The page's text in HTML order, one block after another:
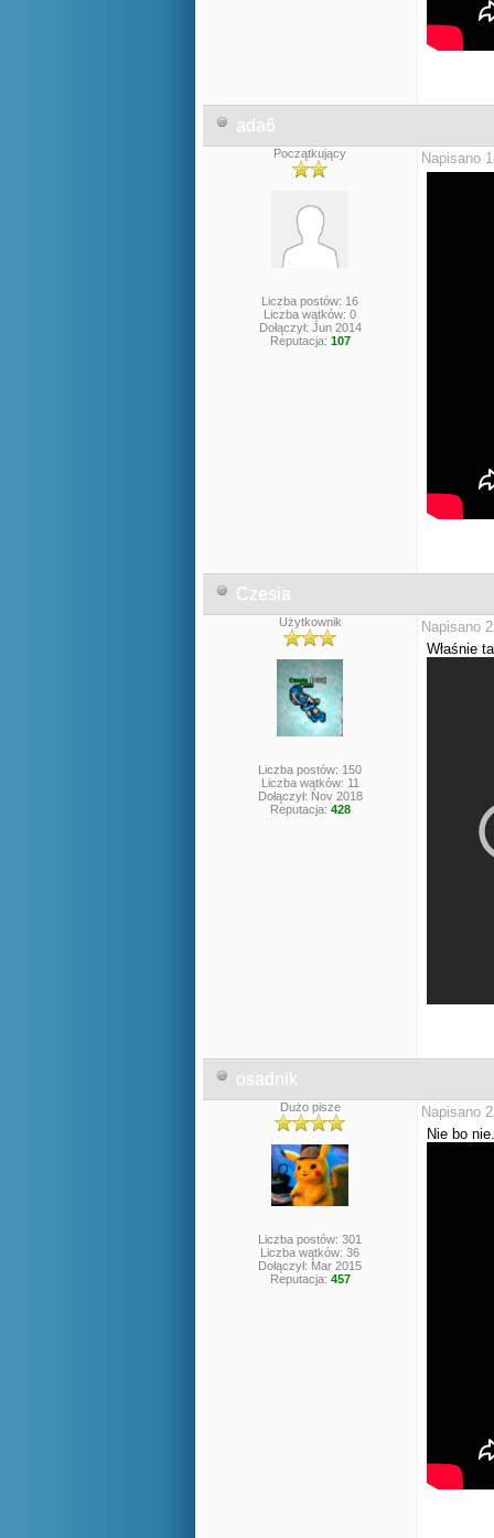
ada6
Początkujący
Liczba postów: 16
Liczba wątków: 0
Dołączył: Jun 2014
Reputacja: 107
Napisano
Czesia
Użytkownik
Liczba postów: 150
Liczba wątków: 11
Dołączył: Nov 2018
Reputacja: 428
Napisano
Właśnie
osadnik
Dużo pisze
Liczba postów: 301
Liczba wątków: 36
Dołączył: Mar 2015
Reputacja: 457
Napisano
Nie bo nie.